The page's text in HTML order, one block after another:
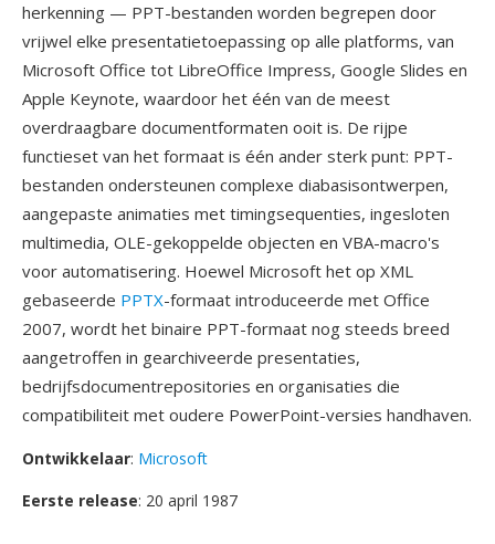
herkenning — PPT-bestanden worden begrepen door
vrijwel elke presentatietoepassing op alle platforms, van
Microsoft Office tot LibreOffice Impress, Google Slides en
Apple Keynote, waardoor het één van de meest
overdraagbare documentformaten ooit is. De rijpe
functieset van het formaat is één ander sterk punt: PPT-
bestanden ondersteunen complexe diabasisontwerpen,
aangepaste animaties met timingsequenties, ingesloten
multimedia, OLE-gekoppelde objecten en VBA-macro's
voor automatisering. Hoewel Microsoft het op XML
gebaseerde PPTX-formaat introduceerde met Office
2007, wordt het binaire PPT-formaat nog steeds breed
aangetroffen in gearchiveerde presentaties,
bedrijfsdocumentrepositories en organisaties die
compatibiliteit met oudere PowerPoint-versies handhaven.
Ontwikkelaar: Microsoft
Eerste release: 20 april 1987